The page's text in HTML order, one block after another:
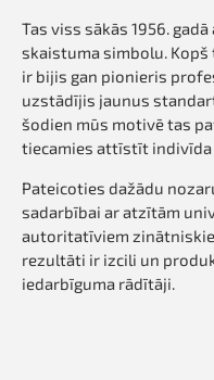
Tas viss sākās 1956.
skaistuma simbolu. Kopš
ir bijis gan pionieris
uzstādījis jaunus
šodien mūs motivē tas
tiecamies attīstīt
Pateicoties dažādu
sadarbībai ar atzītām
autoritatīviem
rezultāti ir izcili un
iedarbīguma rādītāji.